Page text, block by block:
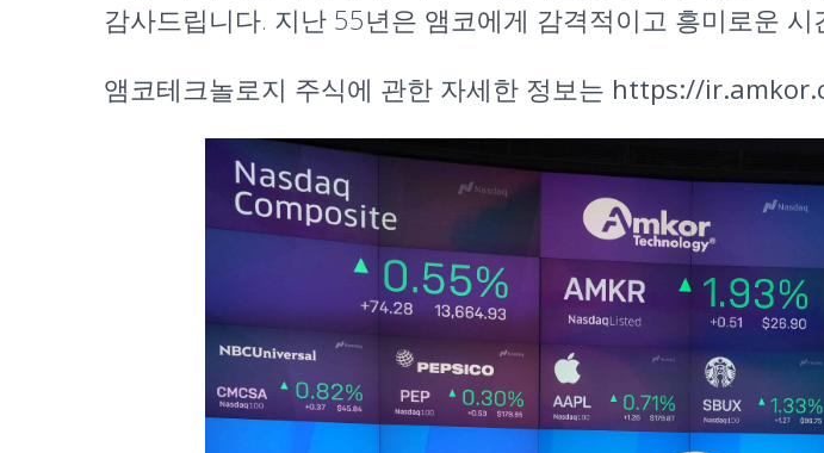
감사드립니다. 지난 55년은 앰코에게 감격적이고 흥미로운
앰코테크놀로지 주식에 관한 자세한 정보는 https://